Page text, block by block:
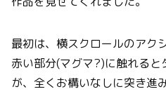
最初は、横スクロールのアク
赤い部分(マグマ?)に触れる
が、全くお構いなしに突き進